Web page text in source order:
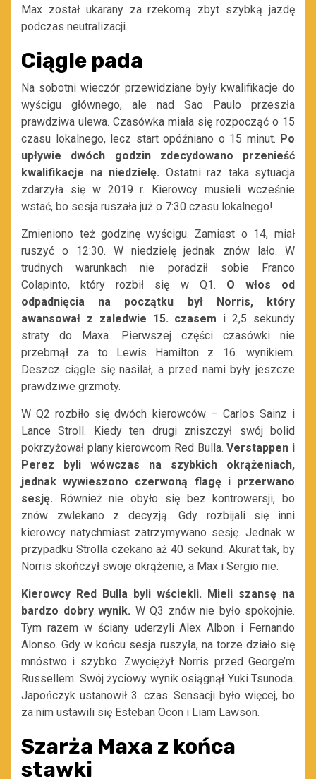
Max został ukarany za rzekomą zbyt szybką jazdę
podczas neutralizacji.
Ciągle pada
Na sobotni wieczór przewidziane były kwalifikacje do
wyścigu głównego, ale nad Sao Paulo przeszła
prawdziwa ulewa. Czasówka miała się rozpocząć o 15
czasu lokalnego, lecz start opóźniano o 15 minut. Po
upływie dwóch godzin zdecydowano przenieść
kwalifikacje na niedzielę. Ostatni raz taka sytuacja
zdarzyła się w 2019 r. Kierowcy musieli wcześnie
wstać, bo sesja ruszała już o 7:30 czasu lokalnego!
Zmieniono też godzinę wyścigu. Zamiast o 14, miał
ruszyć o 12:30. W niedzielę jednak znów lało. W
trudnych warunkach nie poradził sobie Franco
Colapinto, który rozbił się w Q1. O włos od
odpadnięcia na początku był Norris, który
awansował z zaledwie 15. czasem i 2,5 sekundy
straty do Maxa. Pierwszej części czasówki nie
przebrnął za to Lewis Hamilton z 16. wynikiem.
Deszcz ciągle się nasilał, a przed nami były jeszcze
prawdziwe grzmoty.
W Q2 rozbiło się dwóch kierowców – Carlos Sainz i
Lance Stroll. Kiedy ten drugi zniszczył swój bolid
pokrzyżował plany kierowcom Red Bulla.Verstappen i
Perez byli wówczas na szybkich okrążeniach,
jednak wywieszono czerwoną flagę i przerwano
sesję. Również nie obyło się bez kontrowersji, bo
znów zwlekano z decyzją. Gdy rozbijali się inni
kierowcy natychmiast zatrzymywano sesję. Jednak w
przypadku Strolla czekano aż 40 sekund. Akurat tak, by
Norris skończył swoje okrążenie, a Max i Sergio nie.
Kierowcy Red Bulla byli wściekli. Mieli szansę na
bardzo dobry wynik. W Q3 znów nie było spokojnie.
Tym razem w ściany uderzyli Alex Albon i Fernando
Alonso. Gdy w końcu sesja ruszyła, na torze działo się
mnóstwo i szybko. Zwyciężył Norris przed George’m
Russellem. Swój życiowy wynik osiągnął Yuki Tsunoda.
Japończyk ustanowił 3. czas. Sensacji było więcej, bo
za nim ustawili się Esteban Ocon i Liam Lawson.
Szarża Maxa z końca
stawki